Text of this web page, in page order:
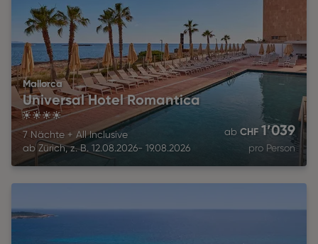
Mallorca
Universal Hotel Romantica
4
7 Nächte + All Inclusive
ab Zürich, z. B. 12.08.2026- 19.08.2026
ab CHF 1’039
pro Person